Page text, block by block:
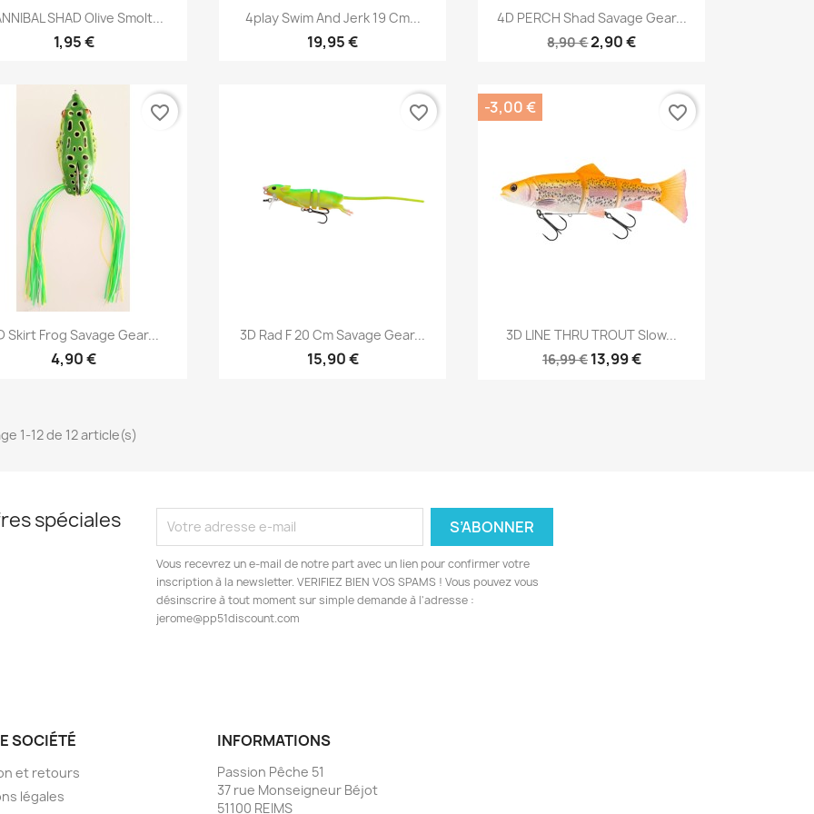
Aperçu rapide
SHAD Olive Smolt...
1,95 €
Aperçu rapide
4play Swim And Jerk 19 Cm...
19,95 €
Aperçu rapide
4D PERCH Shad Savage Gear...
8,90 €2,90 €
Aperçu rapide
Skirt Frog Savage Gear...
4,90 €
favorite_border
Aperçu rapide
3D Rad F 20 Cm Savage Gear...
15,90 €
favorite_border
Aperçu rapide
3D LINE THRU TROUT Slow...
16,99 € 13,99 €
-3,00 € favorite_border
1-12 de 12 article(s)
spéciales
Vous recevrez un e-mail de notre part avec un lien pour confirmer votre
inscription à la newsletter. VERIFIEZ BIEN VOS SPAMS ! Vous pouvez vous
désinscrire à tout moment sur simple demande à l'adresse :
jerome@pp51discount.com
SOCIÉTÉ
et retours
légales
INFORMATIONS
Passion Pêche 51
37 rue Monseigneur Béjot
51100 REIMS